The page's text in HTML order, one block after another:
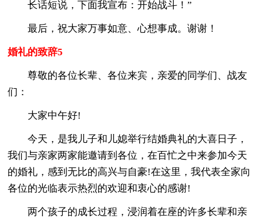
长话短说，下面我宣布：开始战斗！”
最后，祝大家万事如意、心想事成。谢谢！
婚礼的致辞5
尊敬的各位长辈、各位来宾，亲爱的同学们、战友
们：
大家中午好!
今天，是我儿子和儿媳举行结婚典礼的大喜日子，
我们与亲家两家能邀请到各位，在百忙之中来参加今天
的婚礼，感到无比的高兴与自豪!在这里，我代表全家向
各位的光临表示热烈的欢迎和衷心的感谢!
两个孩子的成长过程，浸润着在座的许多长辈和亲